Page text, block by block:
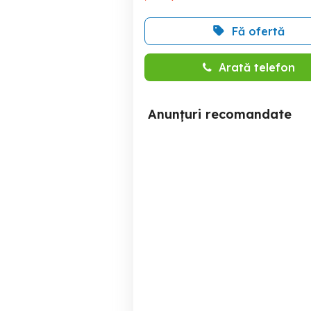
Fă ofertă
Arată telefon
Anunțuri recomandate